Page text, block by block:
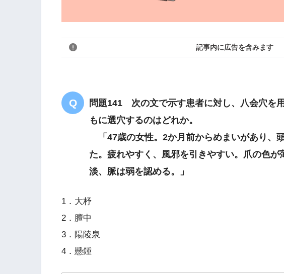
記事内に広告を含みます
問題141 次の文で示す患者に対し、八会穴を
もに選穴するのはどれか。
「47歳の女性。2か月前からめまいがあり、
た。疲れやすく、風邪を引きやすい。爪の色
淡、脈は弱を認める。」
1．大杼
2．膻中
3．陽陵泉
4．懸鍾